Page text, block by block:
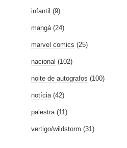
infantil (9)
mangá (24)
marvel comics (25)
nacional (102)
noite de autografos (100)
notícia (42)
palestra (11)
vertigo/wildstorm (31)